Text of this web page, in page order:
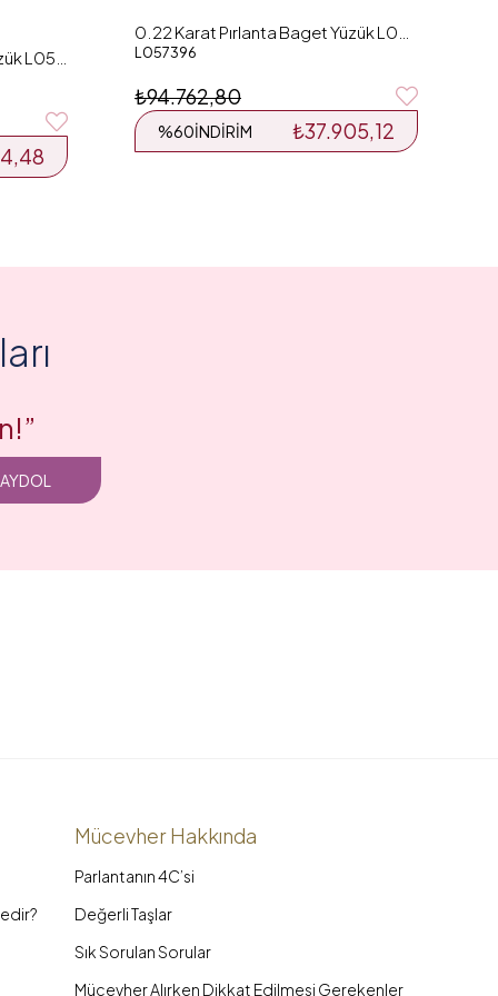
L057396
₺37.905,12
%60İNDIRIM
₺94.762,80
Mücevher Hakkında
Parlantanın 4C’si
Değerli Taşlar
Sık Sorulan Sorular
Mücevher Alırken Dikkat Edilmesi Gerekenler